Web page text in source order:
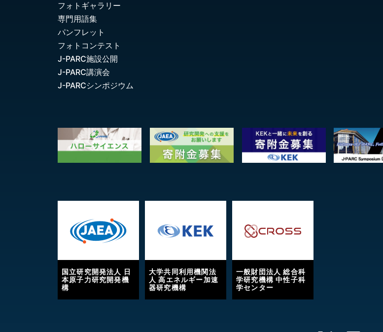
フォトギャラリー
専門用語集
パンフレット
フォトコンテスト
J-PARC施設公開
J-PARC講演会
J-PARCシンポジウム
国立研究開発法人 日
本原子力研究開発機
構
大学共同利用機関法
人 高エネルギー加速
器研究機構
一般財団法人 総合科
学研究機構 中性子科
学センター